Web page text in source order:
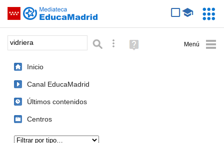
Saltar navegación
Palabra o frase: Búsqueda avanzada
Ayuda
(en
Inicio
Canal EducaMadrid
Últimos contenidos
Centros